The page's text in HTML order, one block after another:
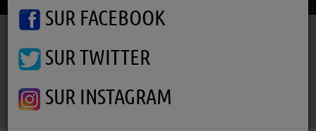
Podcasts À 2 Voix
À 2 Voix
SUR FACEBOOK
SUR TWITTER
SUR INSTAGRAM